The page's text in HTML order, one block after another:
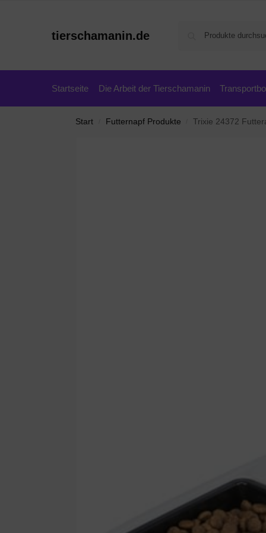
tierschamanin.de
Startseite Die Arbeit der Tierschamanin
Start Futternapf Produkte Trixie 24372